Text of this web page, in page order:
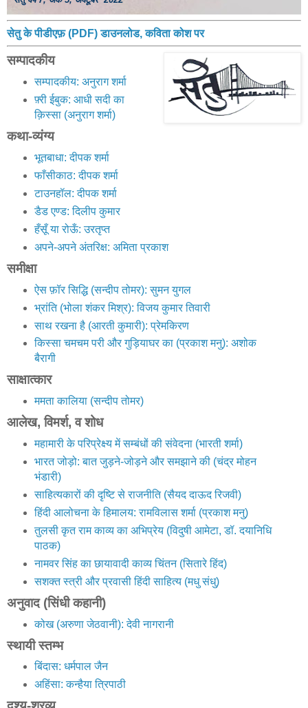
सेतु के पीडीएफ़ (PDF) डाउनलोड, कविता कोश पर
सम्पादकीय
सम्पादकीय: अनुराग शर्मा
फ़्री ईबुक: आधी सदी का
क़िस्सा (अनुराग शर्मा)
कथा-व्यंग्य
भूतबाधा: दीपक शर्मा
फाँसीकाठ: दीपक शर्मा
टाउनहॉल: दीपक शर्मा
डैड एण्ड: दिलीप कुमार
हँसूँ या रोऊँ: उरतृप्त
अपने-अपने अंतरिक्ष: अमिता प्रकाश
समीक्षा
ऐस फ़ॉर सिद्धि (सन्दीप तोमर): सुमन युगल
भ्रांति (भोला शंकर मिश्र): विजय कुमार तिवारी
साथ रखना है (आरती कुमारी): प्रेमकिरण
किस्सा चमचम परी और गुड़ियाघर का (प्रकाश मनु): अशोक
बैरागी
साक्षात्कार
ममता कालिया (सन्दीप तोमर)
आलेख, विमर्श, व शोध
महामारी के परिप्रेक्ष्य में सम्बंधों की संवेदना (भारती शर्मा)
भारत जोड़ो: बात जुड़ने-जोड़ने और समझाने की (चंद्र मोहन
भंडारी)
साहित्यकारों की दृष्टि से राजनीति (सैयद दाऊद रिजवी)
हिंदी आलोचना के हिमालय: रामविलास शर्मा (प्रकाश मनु)
तुलसी कृत राम काव्य का अभिप्रेय (विदुषी आमेटा, डॉ. दयानिधि
पाठक)
नामवर सिंह का छायावादी काव्य चिंतन (सितारे हिंद)
सशक्त स्त्री और प्रवासी हिंदी साहित्य (मधु संधु)
अनुवाद (सिंधी कहानी)
कोख (अरुणा जेठवानी): देवी नागरानी
स्थायी स्तम्भ
बिंदास: धर्मपाल जैन
अहिंसा: कन्हैया त्रिपाठी